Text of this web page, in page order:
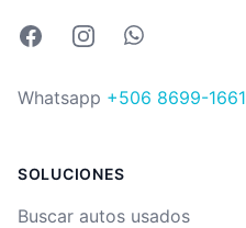
FacebookInstagramWhatsapp
Whatsapp +506 8699-1661
SOLUCIONES
Buscar autos usados